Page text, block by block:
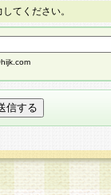
てください。